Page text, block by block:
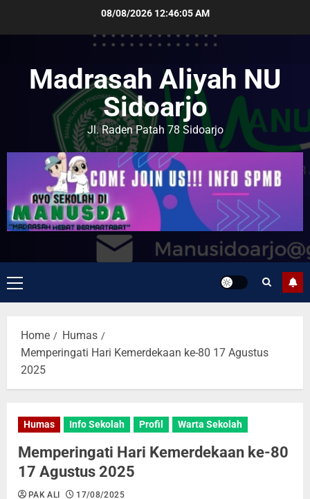
08/08/2026 12:46:06 AM
Madrasah Aliyah NU
Sidoarjo
Jl. Raden Patah 78 Sidoarjo
Home
Humas
Memperingati Hari Kemerdekaan ke-80 17 Agustus
2025
Humas Info Sekolah Profil Warta Sekolah
Memperingati Hari Kemerdekaan ke-80
17 Agustus 2025
PAK ALI 17/08/2025